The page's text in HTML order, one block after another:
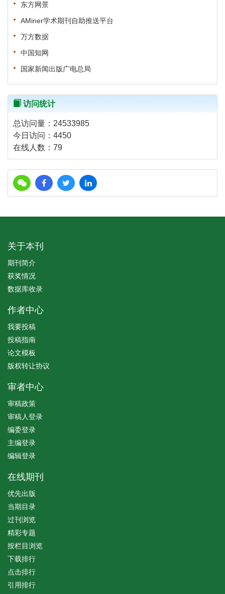
东方网景
AMiner学术期刊自助推送平台
万方数据
中国知网
国家新闻出版广电总局
访问统计
总访问量： 24533985
今日访问： 4450
在线人数： 79
关于本刊
期刊简介
获奖情况
数据库收录
作者中心
我要投稿
投稿指南
论文模板
版权转让协议
审者中心
审稿政策
审稿人登录
编委登录
主编登录
编辑登录
在线期刊
优先出版
当期目录
过刊浏览
精彩专题
按栏目浏览
下载排行
点击排行
引用排行